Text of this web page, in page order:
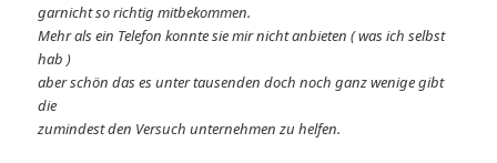
garnicht so richtig mitbekommen.
Mehr als ein Telefon konnte sie mir nicht anbieten ( was ich selbst
hab )
aber schön das es unter tausenden doch noch ganz wenige gibt
die
zumindest den Versuch unternehmen zu helfen.